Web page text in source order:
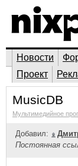
Новости
Проект
MusicDB
Мультимедийное
Добавил:
Постоянная